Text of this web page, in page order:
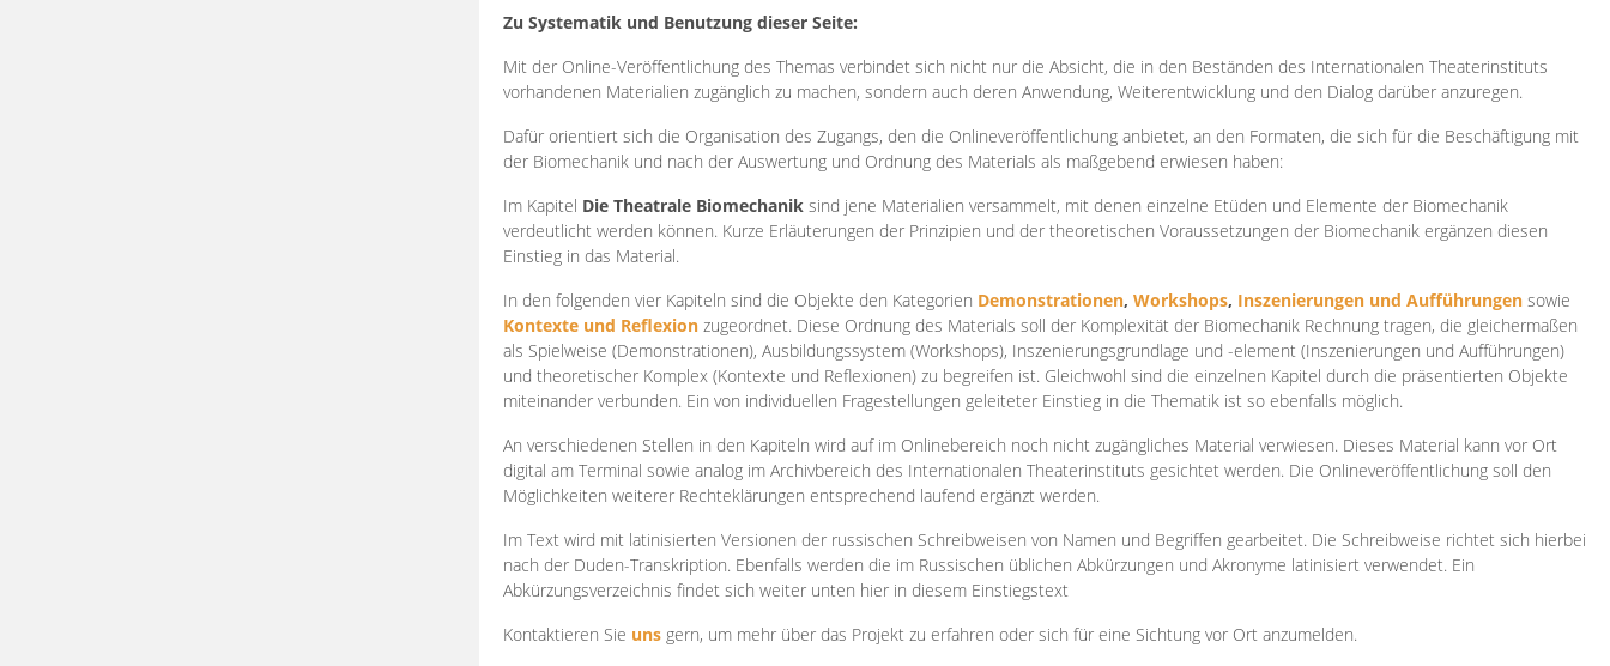
Zu Systematik und Benutzung dieser Seite:
Mit der Online-Veröffentlichung des Themas verbindet sich nicht nur die Absicht, die in den Beständen des Internationalen Theaterinstituts
vorhandenen Materialien zugänglich zu machen, sondern auch deren Anwendung, Weiterentwicklung und den Dialog darüber anzuregen.
Dafür orientiert sich die Organisation des Zugangs, den die Onlineveröffentlichung anbietet, an den Formaten, die sich für die Beschäftigung mit
der Biomechanik und nach der Auswertung und Ordnung des Materials als maßgebend erwiesen haben:
Im Kapitel Die Theatrale Biomechanik sind jene Materialien versammelt, mit denen einzelne Etüden und Elemente der Biomechanik
verdeutlicht werden können. Kurze Erläuterungen der Prinzipien und der theoretischen Voraussetzungen der Biomechanik ergänzen diesen
Einstieg in das Material.
In den folgenden vier Kapiteln sind die Objekte den Kategorien Demonstrationen, Workshops, Inszenierungen und Aufführungen sowie
Kontexte und Reflexion zugeordnet. Diese Ordnung des Materials soll der Komplexität der Biomechanik Rechnung tragen, die gleichermaßen
als Spielweise (Demonstrationen), Ausbildungssystem (Workshops), Inszenierungsgrundlage und -element (Inszenierungen und Aufführungen)
und theoretischer Komplex (Kontexte und Reflexionen) zu begreifen ist. Gleichwohl sind die einzelnen Kapitel durch die präsentierten Objekte
miteinander verbunden. Ein von individuellen Fragestellungen geleiteter Einstieg in die Thematik ist so ebenfalls möglich.
An verschiedenen Stellen in den Kapiteln wird auf im Onlinebereich noch nicht zugängliches Material verwiesen. Dieses Material kann vor Ort
digital am Terminal sowie analog im Archivbereich des Internationalen Theaterinstituts gesichtet werden. Die Onlineveröffentlichung soll den
Möglichkeiten weiterer Rechteklärungen entsprechend laufend ergänzt werden.
Im Text wird mit latinisierten Versionen der russischen Schreibweisen von Namen und Begriffen gearbeitet. Die Schreibweise richtet sich hierbei
nach der Duden-Transkription. Ebenfalls werden die im Russischen üblichen Abkürzungen und Akronyme latinisiert verwendet. Ein
Abkürzungsverzeichnis findet sich weiter unten hier in diesem Einstiegstext
Kontaktieren Sie uns gern, um mehr über das Projekt zu erfahren oder sich für eine Sichtung vor Ort anzumelden.